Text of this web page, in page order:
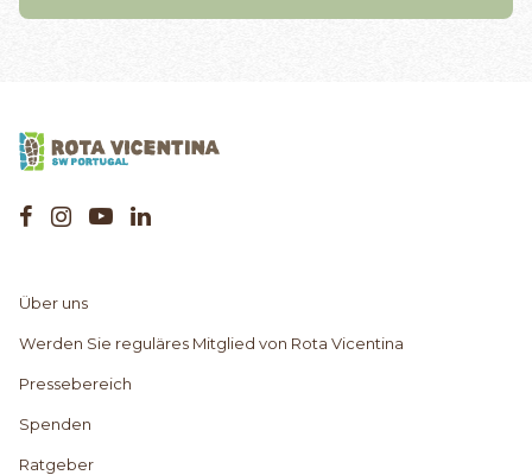
Über uns
Werden Sie reguläres Mitglied von Rota Vicentina
Pressebereich
Spenden
Ratgeber